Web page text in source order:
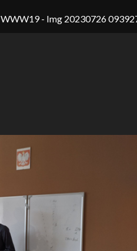
WWW19- Img 20230726